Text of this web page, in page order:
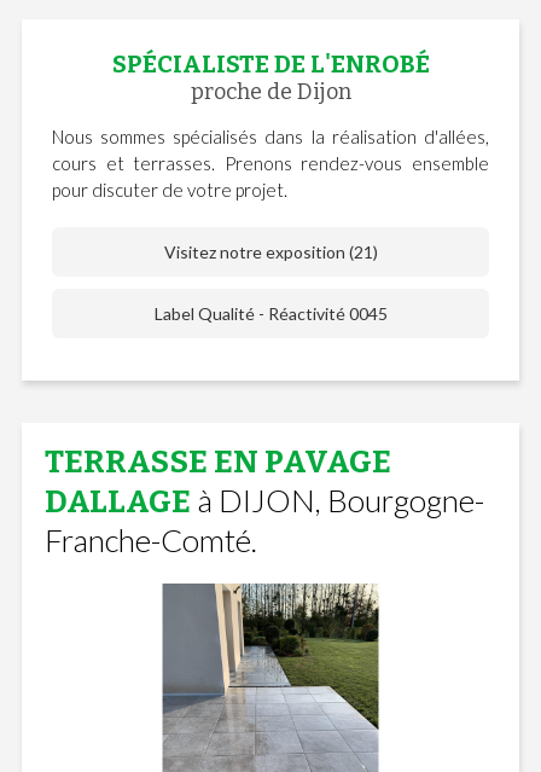
SPÉCIALISTE DE L'ENROBÉ
proche de Dijon
Nous sommes spécialisés dans la réalisation d'allées,
cours et terrasses. Prenons rendez-vous ensemble
pour discuter de votre projet.
Visitez notre exposition (21)
Label Qualité - Réactivité 0045
TERRASSE EN PAVAGE
DALLAGE à DIJON, Bourgogne-
Franche-Comté.